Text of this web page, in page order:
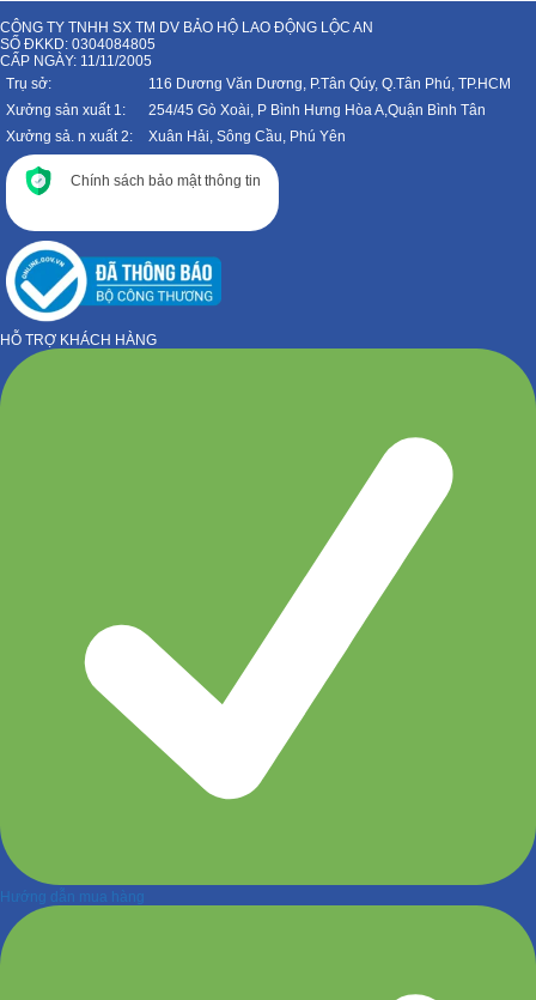
CÔNG TY TNHH SX TM DV BẢO HỘ LAO ĐỘNG LỘC AN
SỐ ĐKKD: 0304084805
CẤP NGÀY: 11/11/2005
Trụ sở:
116 Dương Văn Dương, P.Tân Qúy, Q.Tân Phú, TP.HCM
Xưởng sản xuất 1:
254/45 Gò Xoài, P Bình Hưng Hòa A,Quận Bình Tân
Xưởng sả. n xuất 2:
Xuân Hải, Sông Cầu, Phú Yên
Chính sách bảo mật thông tin
HỖ TRỢ KHÁCH HÀNG
Hướng dẫn mua hàng